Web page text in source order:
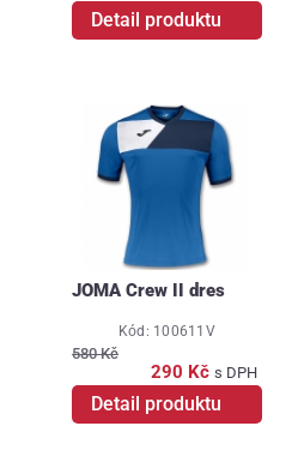
Detail produktu
JOMA Crew II dres
Kód: 100611V
580 Kč
290 Kč s DPH
Detail produktu